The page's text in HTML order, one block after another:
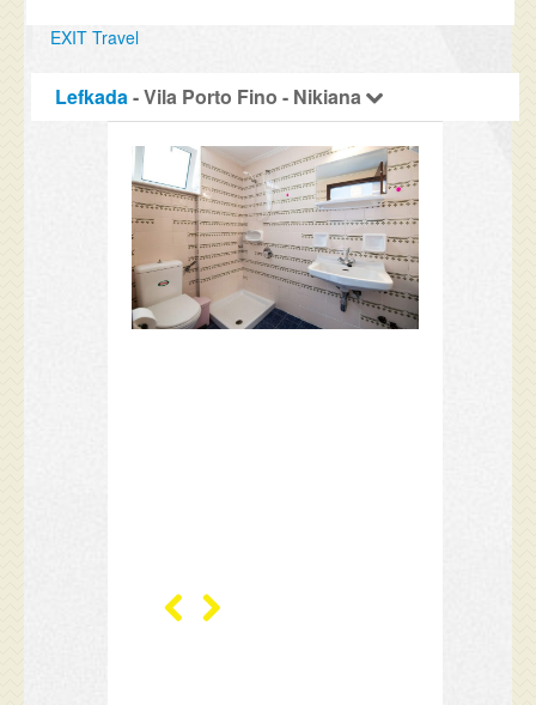
EXIT Travel
Lefkada- Vila Porto Fino - Nikiana